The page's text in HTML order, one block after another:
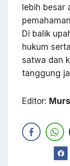
lebih besar
Di balik
hukum
satwa dan
tanggung
Editor: